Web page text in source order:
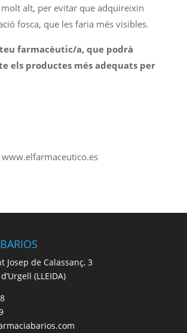
molt alt, per evitar que adquireixin
fosca, que les faria més visibles.
farmacèutic/a, que podrà
els productes més adequats per
www.elfarmaceutico.es
Josep de Calassanç, 3
(LLEIDA)